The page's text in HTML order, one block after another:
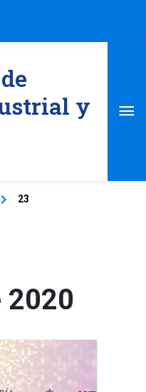
y
23
2020